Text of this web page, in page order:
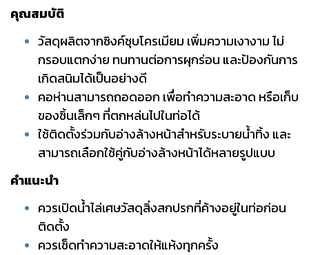
คุณสมบัติ
วัสดุผลิตจากซิงค์ชุบโครเมียม เพิ่มความเงางาม ไม่
กรอบแตกง่าย ทนทานต่อการผุกร่อน และป้องกันการ
เกิดสนิมได้เป็นอย่างดี
คอห่านสามารถถอดออก เพื่อทำความสะอาด หรือเก็บ
ของชิ้นเล็กๆ ที่ตกหล่นไปในท่อได้
ใช้ติดตั้งร่วมกับอ่างล้างหน้าสำหรับระบายน้ำทิ้ง และ
สามารถเลือกใช้คู่กับอ่างล้างหน้าได้หลายรูปแบบ
คำแนะนำ
ควรเปิดน้ำไล่เศษวัสดุสิ่งสกปรกที่ค้างอยู่ในท่อก่อน
ติดตั้ง
ควรเช็ดทำความสะอาดให้แห้งทุกครั้ง